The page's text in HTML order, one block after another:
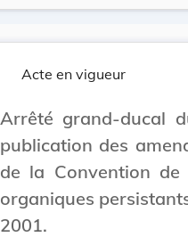
Acte en vigueur
Arrêté grand-ducal
publication des
de la Convention
organiques
2001.